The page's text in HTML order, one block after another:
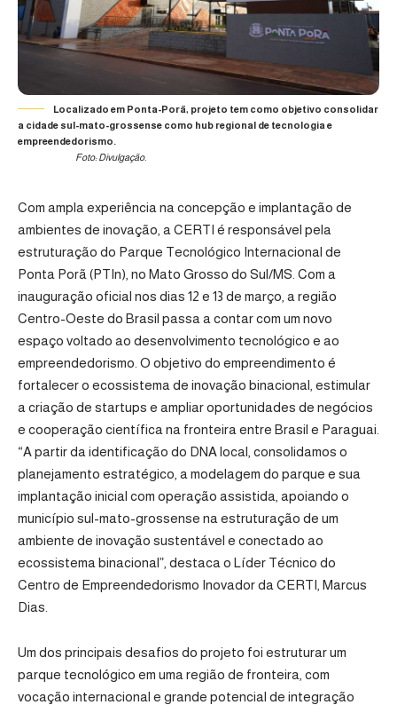
Localizado em Ponta-Porã, projeto tem como objetivo consolidar
a cidade sul-mato-grossense como hub regional de tecnologia e
empreendedorismo.
Foto: Divulgação.
Com ampla experiência na concepção e implantação de
ambientes de inovação, a CERTI é responsável pela
estruturação do Parque Tecnológico Internacional de
Ponta Porã (PTIn), no Mato Grosso do Sul/MS. Com a
inauguração oficial nos dias 12 e 13 de março, a região
Centro-Oeste do Brasil passa a contar com um novo
espaço voltado ao desenvolvimento tecnológico e ao
empreendedorismo. O objetivo do empreendimento é
fortalecer o ecossistema de inovação binacional, estimular
a criação de startups e ampliar oportunidades de negócios
e cooperação científica na fronteira entre Brasil e Paraguai.
“A partir da identificação do DNA local, consolidamos o
planejamento estratégico, a modelagem do parque e sua
implantação inicial com operação assistida, apoiando o
município sul-mato-grossense na estruturação de um
ambiente de inovação sustentável e conectado ao
ecossistema binacional”, destaca o Líder Técnico do
Centro de Empreendedorismo Inovador da CERTI, Marcus
Dias.
Um dos principais desafios do projeto foi estruturar um
parque tecnológico em uma região de fronteira, com
vocação internacional e grande potencial de integração